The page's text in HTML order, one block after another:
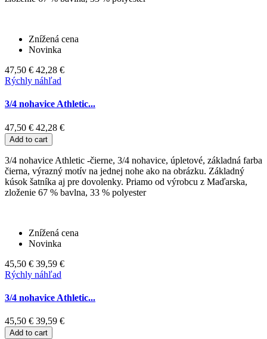
Znížená cena
Novinka
47,50 € 42,28 €
Rýchly náhľad
3/4 nohavice Athletic...
47,50 € 42,28 €
Add to cart
3/4 nohavice Athletic -čierne, 3/4 nohavice, úpletové, základná farba
čierna, výrazný motív na jednej nohe ako na obrázku. Základný
kúsok šatníka aj pre dovolenky. Priamo od výrobcu z Maďarska,
zloženie 67 % bavlna, 33 % polyester
Znížená cena
Novinka
45,50 € 39,59 €
Rýchly náhľad
3/4 nohavice Athletic...
45,50 € 39,59 €
Add to cart